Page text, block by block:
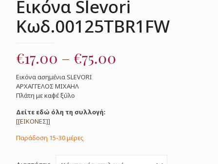
Εικόνα Slevori
Κωδ.00125TBR1FW
€17.00 – €75.00
Εικόνα ασημένια SLEVORI
ΑΡΧΑΓΓΕΛΟΣ ΜΙΧΑΗΛ
Πλάτη με καφέ ξύλο
Δείτε εδώ όλη τη συλλογή:
[[ΕΙΚΟΝΕΣ]]
Παράδοση 15-30 μέρες